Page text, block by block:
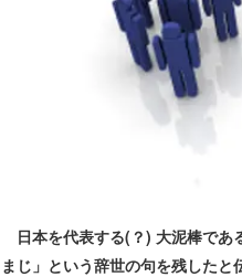
日本を代表する(？) 大泥棒であ
まじ」という辞世の句を残した